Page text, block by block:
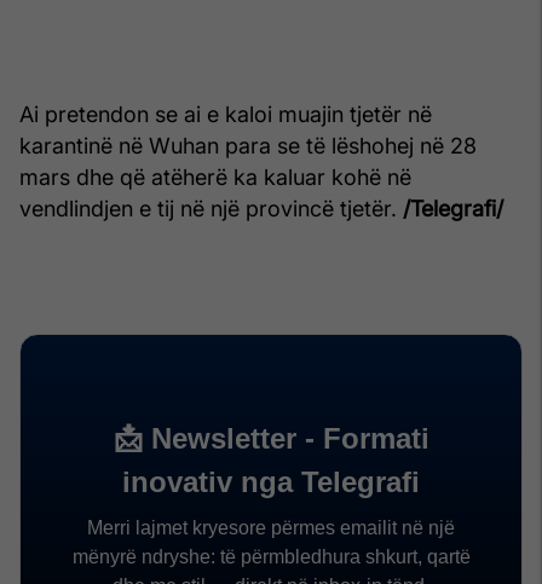
Ai pretendon se ai e kaloi muajin tjetër në
karantinë në Wuhan para se të lëshohej në 28
mars dhe që atëherë ka kaluar kohë në
vendlindjen e tij në një provincë tjetër. /Telegrafi/